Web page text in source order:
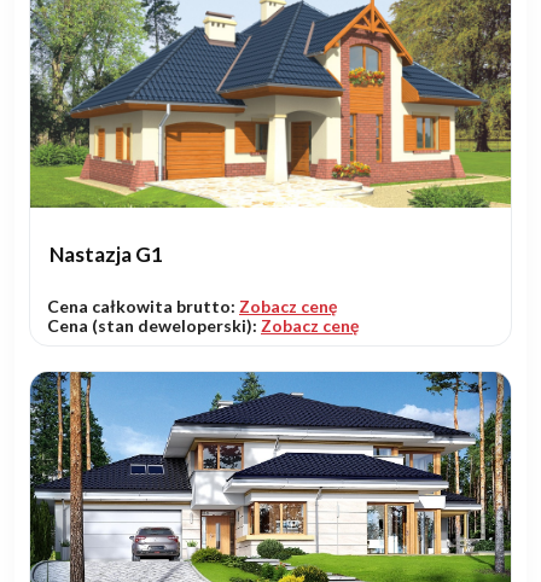
Nastazja G1
Cena całkowita brutto: Zobacz cenę
Cena (stan deweloperski): Zobacz cenę